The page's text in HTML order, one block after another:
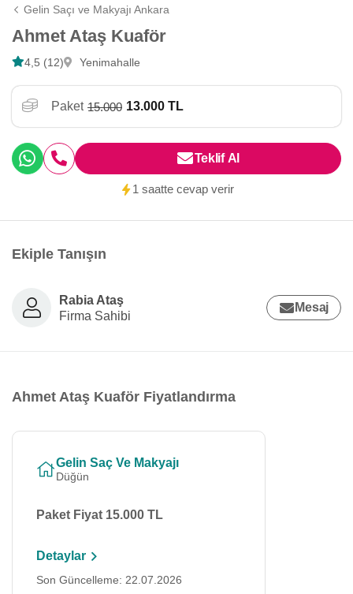
Gelin Saçı ve Makyajı Ankara
Ahmet Ataş Kuaför
4,5 (12) Yenimahalle
Paket 15.000 13.000 TL
Teklif Al
1 saatte cevap verir
Ekiple Tanışın
Rabia Ataş
Firma Sahibi
Mesaj
Ahmet Ataş Kuaför Fiyatlandırma
Gelin Saç Ve Makyajı
Düğün
Paket Fiyat 15.000 TL
Detaylar
Son Güncelleme: 22.07.2026